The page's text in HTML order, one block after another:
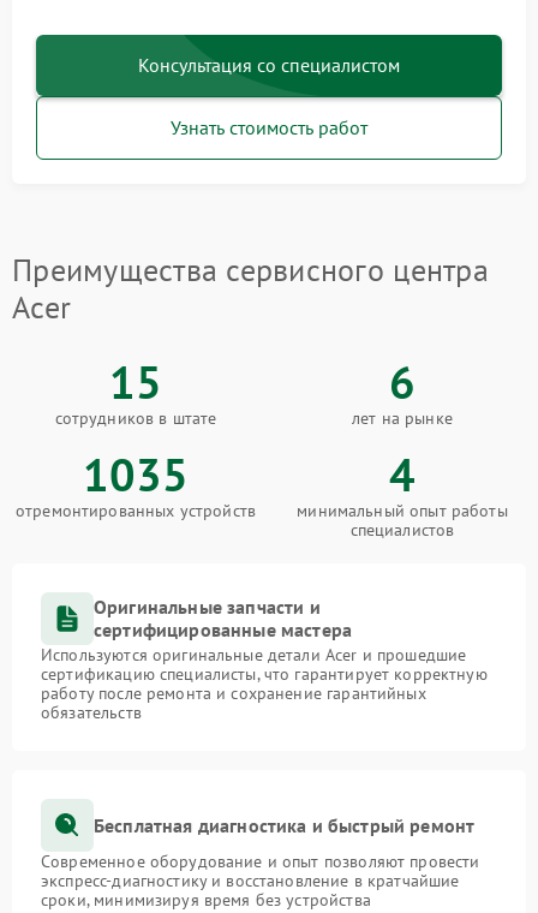
Консультация со специалистом
Узнать стоимость работ
Преимущества сервисного центра
Acer
15
сотрудников в штате
6
лет на рынке
1035
отремонтированных устройств
4
минимальный опыт работы
специалистов
Оригинальные запчасти и
сертифицированные мастера
Используются оригинальные детали Acer и прошедшие
сертификацию специалисты, что гарантирует корректную
работу после ремонта и сохранение гарантийных
обязательств
Бесплатная диагностика и быстрый ремонт
Современное оборудование и опыт позволяют провести
экспресс-диагностику и восстановление в кратчайшие
сроки, минимизируя время без устройства